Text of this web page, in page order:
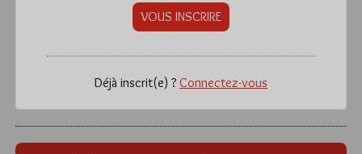
VOUS INSCRIRE
Déjà inscrit(e) ? Connectez-vous